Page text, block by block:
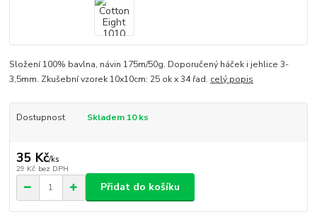
Složení 100% bavlna, návin 175m/50g. Doporučený háček i jehlice 3-
3,5mm. Zkušební vzorek 10x10cm: 25 ok x 34 řad. celý popis
Dostupnost Skladem 10 ks
35 Kč/ks
29 Kč bez DPH
Přidat do košíku